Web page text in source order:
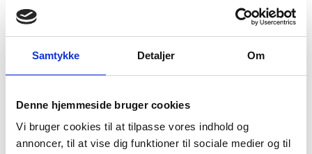
Samtykke Detaljer Om
Denne hjemmeside bruger cookies
Vi bruger cookies til at tilpasse vores indhold og
annoncer, til at vise dig funktioner til sociale medier og til
Hjemmeside
Driftsselskabet Cykelfærgens venner I/S
Status
Aktiv
Uoplyst
Formål
Uoplyst
Tegningsregel
Uoplyst